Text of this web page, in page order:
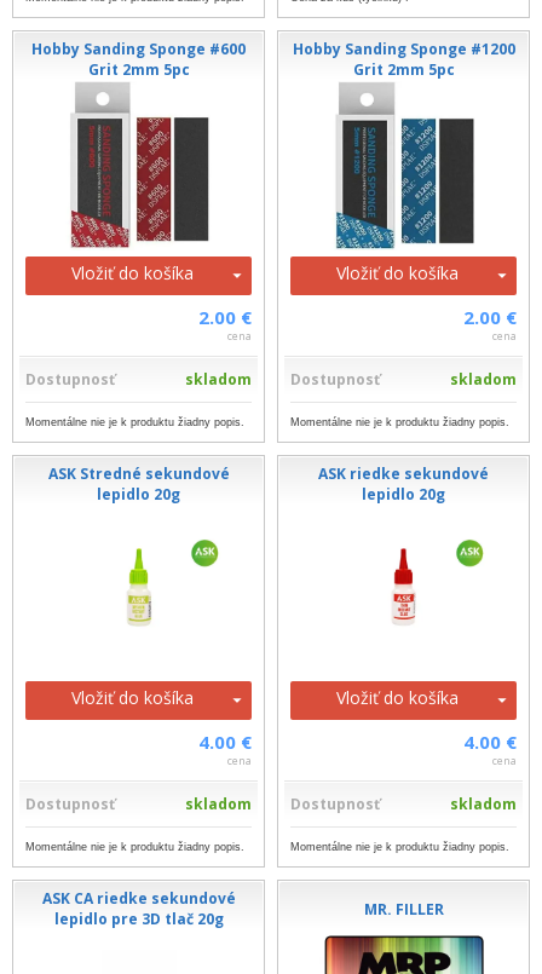
Hobby Sanding Sponge #600
Grit 2mm 5pc
Vložiť do košíka
2.00 €
cena
Dostupnosť skladom
Momentálne nie je k produktu žiadny popis.
Hobby Sanding Sponge #1200
Grit 2mm 5pc
Vložiť do košíka
2.00 €
cena
Dostupnosť skladom
Momentálne nie je k produktu žiadny popis.
ASK Stredné sekundové
lepidlo 20g
Vložiť do košíka
4.00 €
cena
Dostupnosť skladom
Momentálne nie je k produktu žiadny popis.
ASK riedke sekundové
lepidlo 20g
Vložiť do košíka
4.00 €
cena
Dostupnosť skladom
Momentálne nie je k produktu žiadny popis.
ASK CA riedke sekundové
lepidlo pre 3D tlač 20g
MR. FILLER